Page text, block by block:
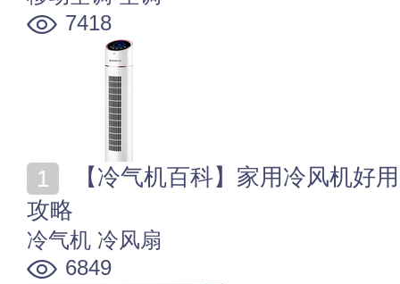
7418
攻略
冷气机 冷风扇
6849